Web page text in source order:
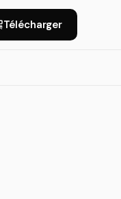
Télécharger